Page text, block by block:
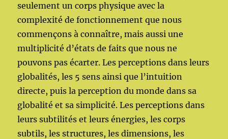
seulement un corps physique avec la
complexité de fonctionnement que nous
commençons à connaître, mais aussi une
multiplicité d’états de faits que nous ne
pouvons pas écarter. Les perceptions dans leurs
globalités, les 5 sens ainsi que l’intuition
directe, puis la perception du monde dans sa
globalité et sa simplicité. Les perceptions dans
leurs subtilités et leurs énergies, les corps
subtils, les structures, les dimensions, les